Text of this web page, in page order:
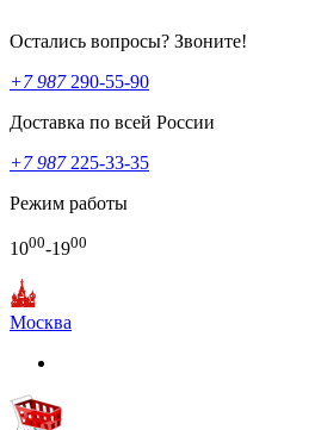
Остались вопросы? Звоните!
+7 987290-55-90
Доставка по всей России
+7 987225-33-35
Режим работы
1000-1900
Москва